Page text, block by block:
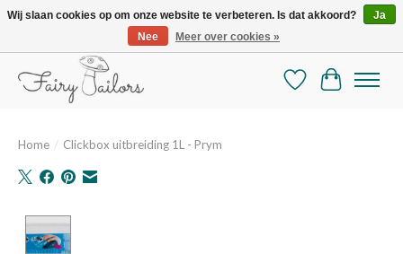
De mooiste online selectie stoffen en mercerie
Verlanglijst
Home / Clickbox uitbreiding 1L - Prym
Wij slaan cookies op om onze website te verbeteren. Is dat akkoord?
Ja
Nee
Meer over cookies »